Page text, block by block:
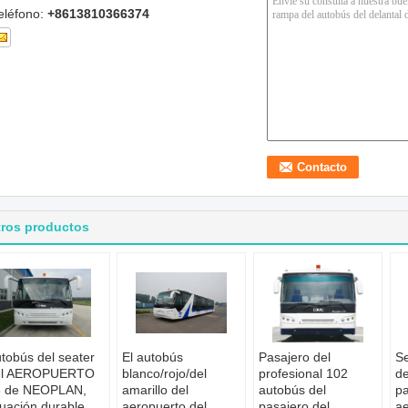
+8613810366374
productos
del seater
AEROPUERTO
de NEOPLAN,
El autobús
blanco/rojo/del
amarillo del
Pasajero del
profesional 102
autobús del